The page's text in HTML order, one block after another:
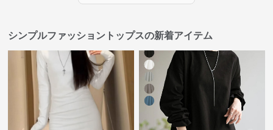
シンプルファッショントップスの新着アイテム